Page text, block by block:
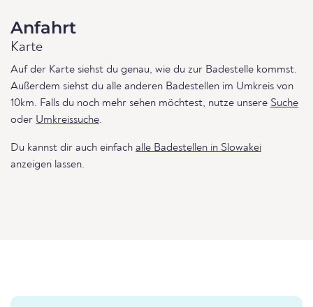
Anfahrt
Karte
Auf der Karte siehst du genau, wie du zur Badestelle kommst.
Außerdem siehst du alle anderen Badestellen im Umkreis von
10km. Falls du noch mehr sehen möchtest, nutze unsere Suche
oder Umkreissuche.
Du kannst dir auch einfach alle Badestellen in Slowakei
anzeigen lassen.